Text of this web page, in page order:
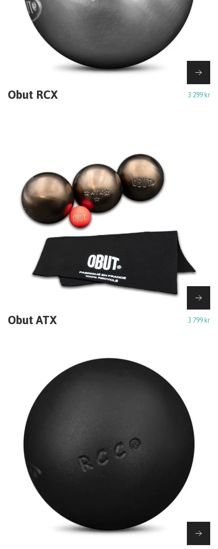
Obut RCX 3 299 kr
Obut ATX 3 799 kr